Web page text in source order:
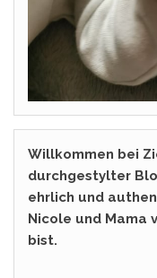
Willkommen bei
durchgestylter
ehrlich und
Nicole und Mama
bist.